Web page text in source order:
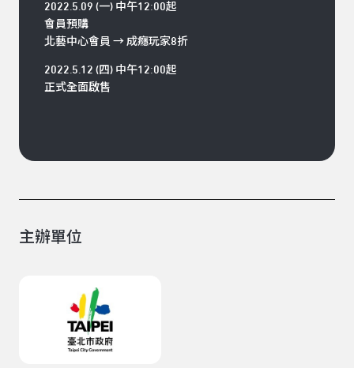
2022.5.09 (一) 中午12:00起
會員預購
北藝中心會員 → 成癮玩家8折
2022.5.12 (四) 中午12:00起
正式全面啟售
主辦單位